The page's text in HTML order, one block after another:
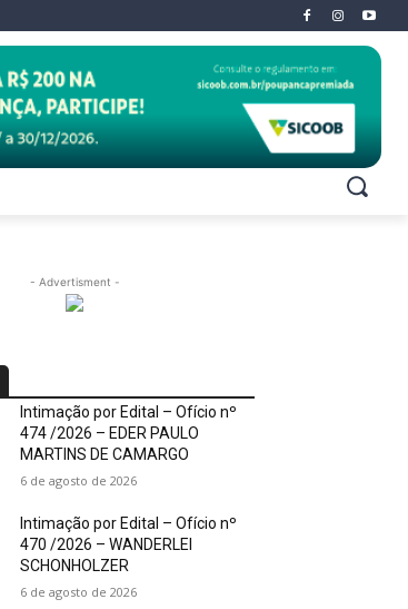
- Advertisment -
Intimação por Edital – Ofício nº
474 /2026 – EDER PAULO
MARTINS DE CAMARGO
6 de agosto de 2026
Intimação por Edital – Ofício nº
470 /2026 – WANDERLEI
SCHONHOLZER
6 de agosto de 2026